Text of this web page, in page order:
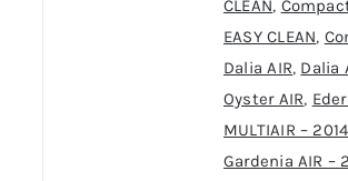
CLEAN,
EASY CLEAN,
Dalia AIR, Dalia
Oyster AIR,
MULTIAIR – 2014
Gardenia AIR –